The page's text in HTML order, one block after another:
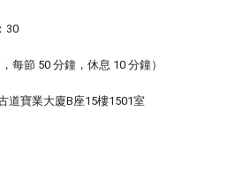
： 30
每節 50 分鐘，休息 10 分鐘）
道寶業大廈B座15樓1501室